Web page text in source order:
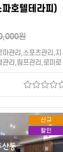
호텔테라피)
원
관리,스포츠관리,지
관리,림프관리,로미로
환영 (20대관리사)
신규
할인